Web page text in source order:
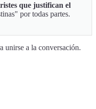
que justifican el
por todas partes.
unirse a la conversación.